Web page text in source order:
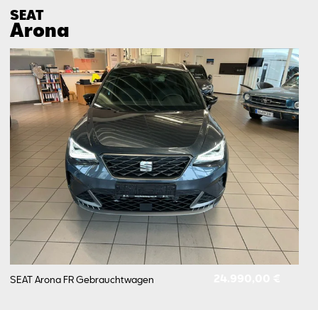
SEAT
Arona
SEAT Arona FRGebrauchtwagen